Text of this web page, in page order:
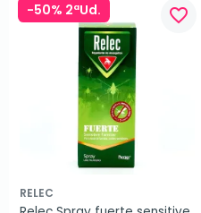
-50% 2ªUd. favorite_border
RELEC